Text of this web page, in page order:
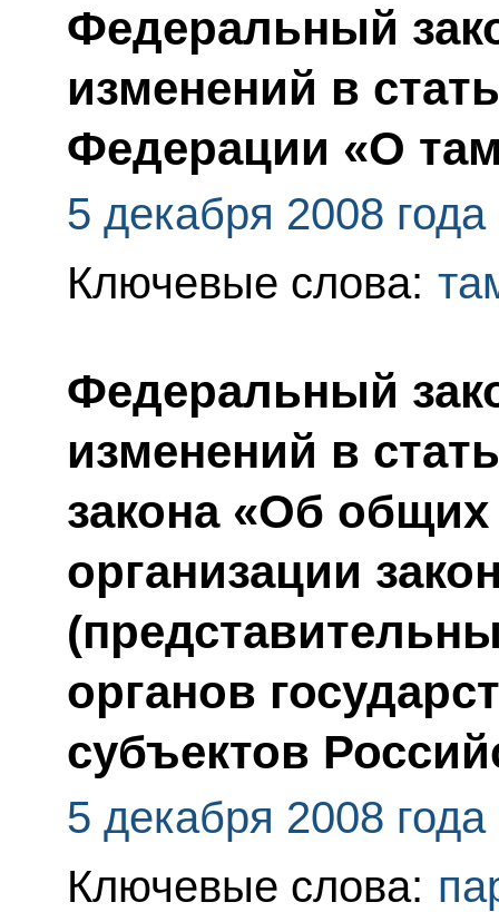
Федеральный
изменений в
Федерации «О
5 декабря 2008 года
Ключевые слова:
Федеральный
изменений в
закона «Об
организации
органов
субъектов
5 декабря 2008 года
Ключевые слова: